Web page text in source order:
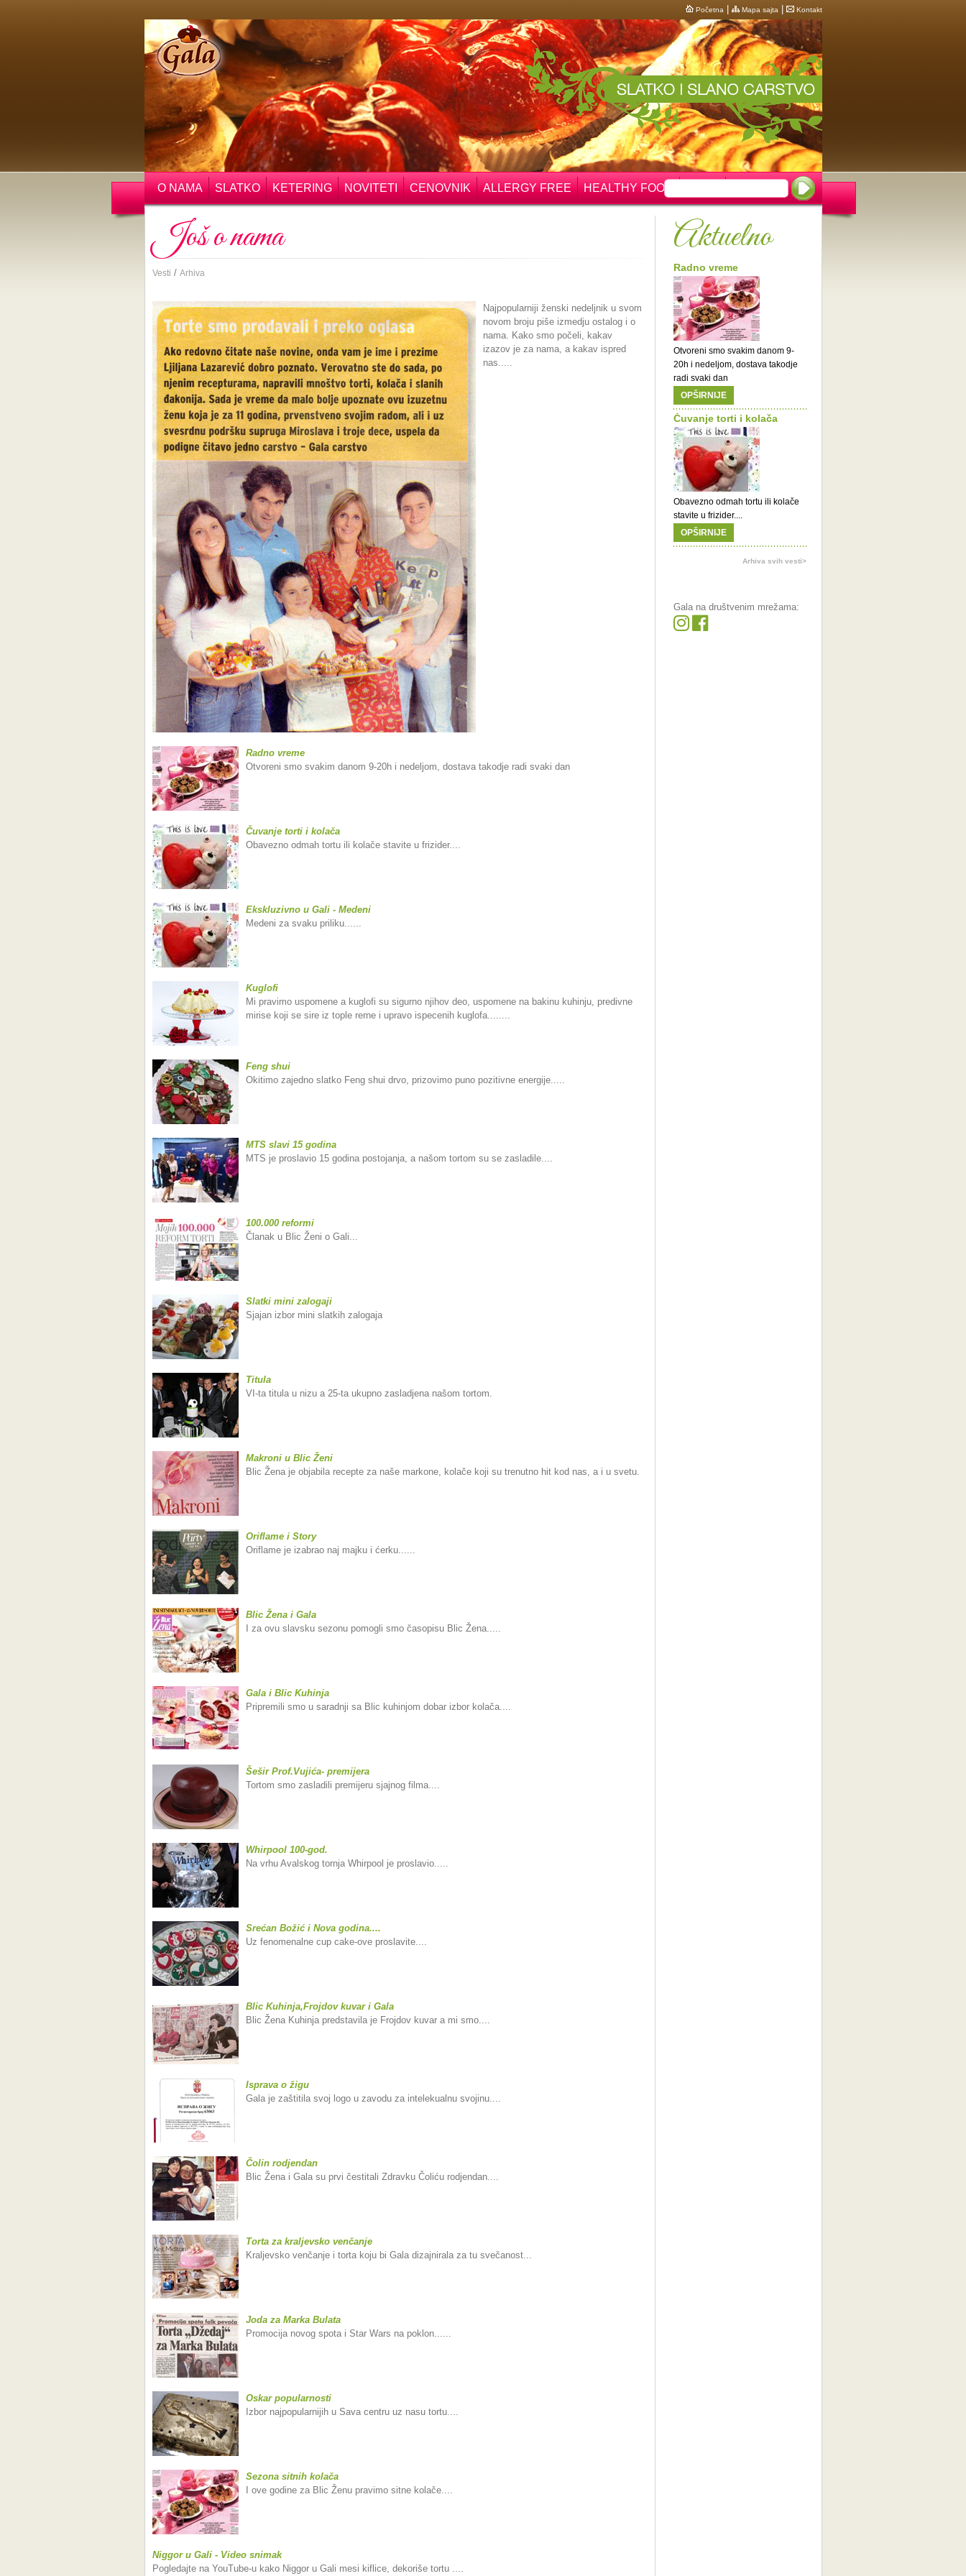
Početna| Mapa sajta| Kontakt
O NAMA SLATKO KETERING NOVITETI CENOVNIK ALLERGY FREE HEALTHY FOOD
Još o nama
Vesti / Arhiva
Najpopularniji ženski nedeljnik u svom
novom broju piše izmedju ostalog i o
nama. Kako smo počeli, kakav
izazov je za nama, a kakav ispred
nas.....
Radno vreme
Otvoreni smo svakim danom 9-20h i nedeljom, dostava takodje radi svaki dan
Čuvanje torti i kolača
Obavezno odmah tortu ili kolače stavite u frizider....
Ekskluzivno u Gali - Medeni
Medeni za svaku priliku......
Kuglofi
Mi pravimo uspomene a kuglofi su sigurno njihov deo, uspomene na bakinu kuhinju, predivne
mirise koji se sire iz tople rerne i upravo ispecenih kuglofa........
Feng shui
Okitimo zajedno slatko Feng shui drvo, prizovimo puno pozitivne energije.....
MTS slavi 15 godina
MTS je proslavio 15 godina postojanja, a našom tortom su se zasladile....
100.000 reformi
Članak u Blic Ženi o Gali...
Slatki mini zalogaji
Sjajan izbor mini slatkih zalogaja
Titula
VI-ta titula u nizu a 25-ta ukupno zasladjena našom tortom.
Makroni u Blic Ženi
Blic Žena je objabila recepte za naše markone, kolače koji su trenutno hit kod nas, a i u svetu.
Oriflame i Story
Oriflame je izabrao naj majku i ćerku......
Blic Žena i Gala
I za ovu slavsku sezonu pomogli smo časopisu Blic Žena.....
Gala i Blic Kuhinja
Pripremili smo u saradnji sa Blic kuhinjom dobar izbor kolača....
Šešir Prof.Vujića- premijera
Tortom smo zasladili premijeru sjajnog filma....
Whirpool 100-god.
Na vrhu Avalskog tornja Whirpool je proslavio.....
Srećan Božić i Nova godina....
Uz fenomenalne cup cake-ove proslavite....
Blic Kuhinja,Frojdov kuvar i Gala
Blic Žena Kuhinja predstavila je Frojdov kuvar a mi smo....
Isprava o žigu
Gala je zaštitila svoj logo u zavodu za intelekualnu svojinu....
Čolin rodjendan
Blic Žena i Gala su prvi čestitali Zdravku Čoliću rodjendan....
Torta za kraljevsko venčanje
Kraljevsko venčanje i torta koju bi Gala dizajnirala za tu svečanost...
Joda za Marka Bulata
Promocija novog spota i Star Wars na poklon......
Oskar popularnosti
Izbor najpopularnijih u Sava centru uz nasu tortu....
Sezona sitnih kolača
I ove godine za Blic Ženu pravimo sitne kolače....
Niggor u Gali - Video snimak
Pogledajte na YouTube-u kako Niggor u Gali mesi kiflice, dekoriše tortu ....
Aktuelno
Radno vreme
Otvoreni smo svakim danom 9-
20h i nedeljom, dostava takodje
radi svaki dan
OPŠIRNIJE
Čuvanje torti i kolača
Obavezno odmah tortu ili kolače
stavite u frizider....
OPŠIRNIJE
Arhiva svih vesti>
Gala na društvenim mrežama: